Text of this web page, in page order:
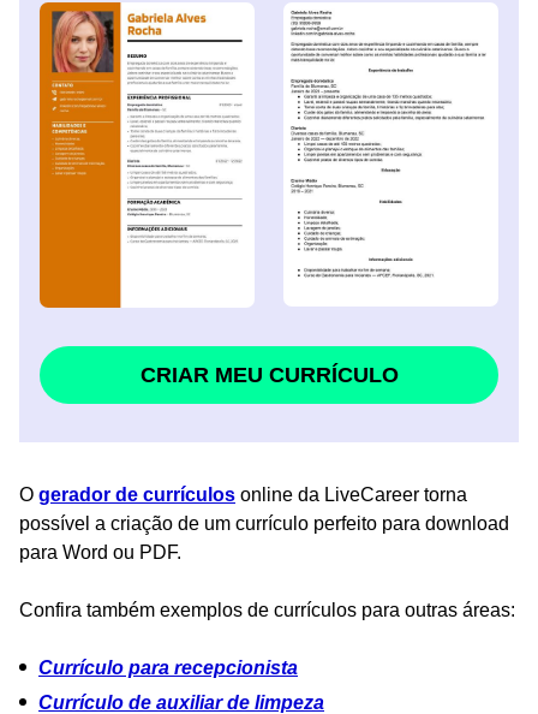
CRIAR MEU CURRÍCULO
O gerador de currículos online da LiveCareer torna
possível a criação de um currículo perfeito para download
para Word ou PDF.
Confira também exemplos de currículos para outras áreas:
Currículo para recepcionista
Currículo de auxiliar de limpeza